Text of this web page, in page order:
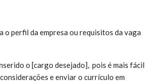
perfil da empresa ou requisitos da vaga
o [cargo desejado], pois é mais fácil
e enviar o currículo em